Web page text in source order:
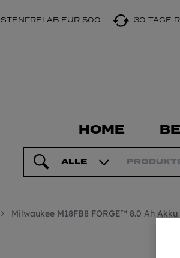
AB EUR 500 30 TAGE
HOME
ALLE
Milwaukee M18FB8 FORGE™ 8.0 Ah Akku